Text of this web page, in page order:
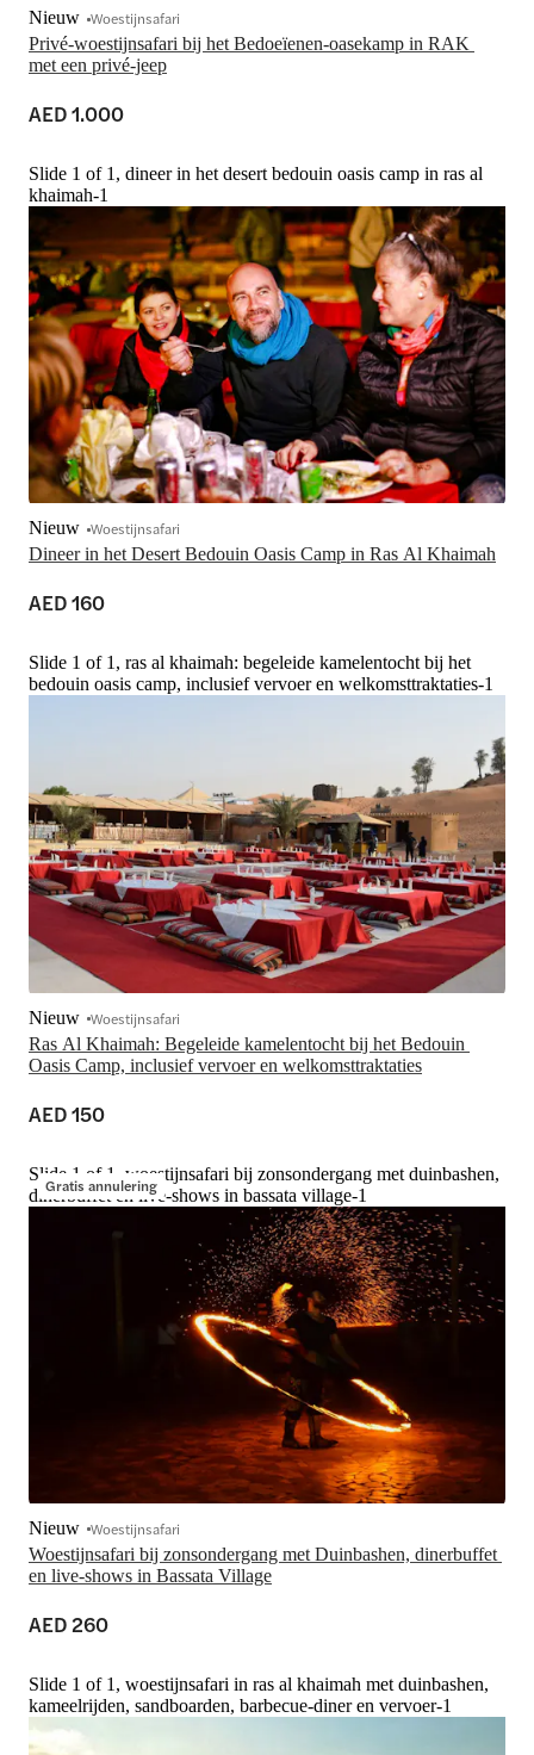
Privé-woestijnsafari bij het Bedoeïenen-oasekamp in RAK
met een privé-jeep
Nieuw Woestijnsafari
AED 1.000
Slide 1 of 1, dineer in het desert bedouin oasis camp in ras al
khaimah-1
Dineer in het Desert Bedouin Oasis Camp in Ras Al Khaimah
Nieuw Woestijnsafari
AED 160
Slide 1 of 1, ras al khaimah: begeleide kamelentocht bij het
bedouin oasis camp, inclusief vervoer en welkomsttraktaties-1
Ras Al Khaimah: Begeleide kamelentocht bij het Bedouin
Oasis Camp, inclusief vervoer en welkomsttraktaties
Nieuw Woestijnsafari
AED 150
Gratis annulering
Slide 1 of 1, woestijnsafari bij zonsondergang met duinbashen,
dinerbuffet en live-shows in bassata village-1
Woestijnsafari bij zonsondergang met Duinbashen, dinerbuffet
en live-shows in Bassata Village
Nieuw Woestijnsafari
AED 260
Slide 1 of 1, woestijnsafari in ras al khaimah met duinbashen,
kameelrijden, sandboarden, barbecue-diner en vervoer-1